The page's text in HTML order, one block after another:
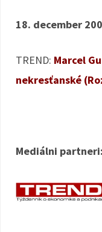
18. december
TREND: Marcel
nekresťanské
Mediálni partneri: